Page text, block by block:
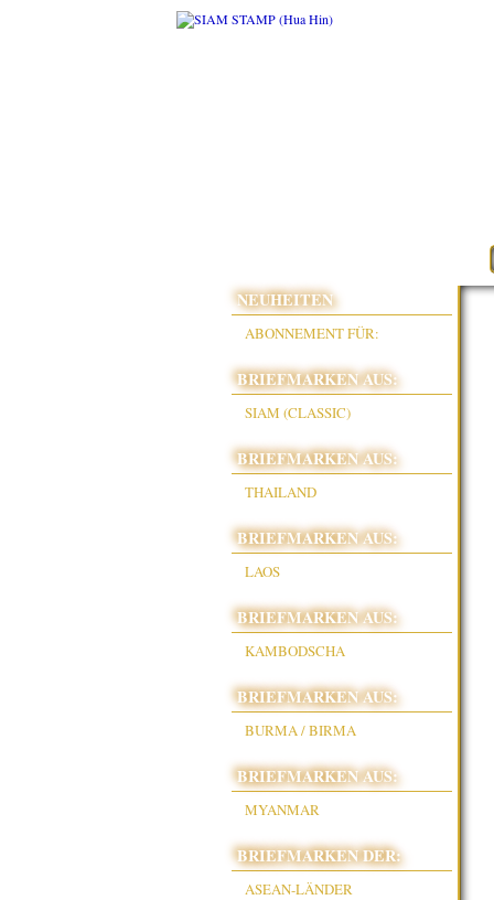
NEUHEITEN
ABONNEMENT FÜR:
BRIEFMARKEN AUS:
SIAM (CLASSIC)
BRIEFMARKEN AUS:
THAILAND
BRIEFMARKEN AUS:
LAOS
BRIEFMARKEN AUS:
KAMBODSCHA
BRIEFMARKEN AUS:
BURMA / BIRMA
BRIEFMARKEN AUS:
MYANMAR
BRIEFMARKEN DER:
ASEAN-LÄNDER